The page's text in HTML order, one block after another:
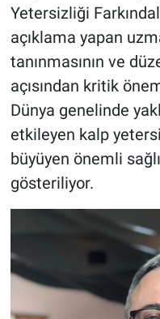
Yetersizliği
açıklama yapan
tanınmasının ve
açısından kritik
Dünya genelinde
etkileyen kalp
büyüyen önemli
gösteriliyor.